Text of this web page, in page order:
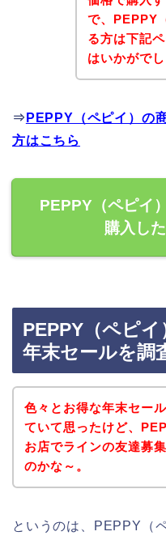
で、PEPPY
る方は下記
はいかがで
⇒ PEPPY（ペピイ）の
方はこちら
PEPPY（ペピイ
購入し
PEPPY（ペピ
年末セールを調
色々とお得な年末セー
ていて思ったけど、
お店でラインの友達募
のかな～。
というのは、PEPPY（